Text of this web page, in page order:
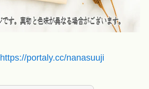
https://portaly.cc/nanasuuji